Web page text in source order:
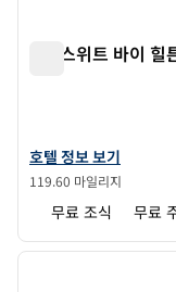
홈2 스위트 바이
홈2 스위트 바이 힐튼
호텔 정보 보기
119.60 마일리지
무료 조식 무료
1/12
이전 이미지